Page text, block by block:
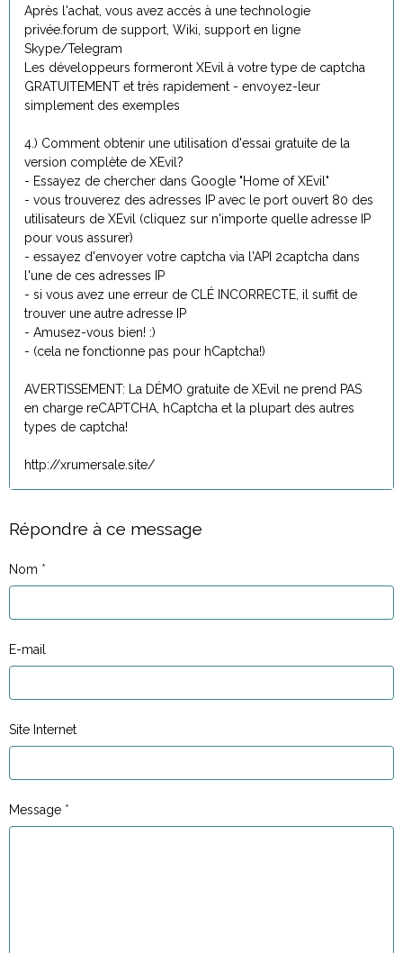
Après l'achat, vous avez accès à une technologie
privée.forum de support, Wiki, support en ligne
Skype/Telegram
Les développeurs formeront XEvil à votre type de captcha
GRATUITEMENT et très rapidement - envoyez-leur
simplement des exemples
4.) Comment obtenir une utilisation d'essai gratuite de la
version complète de XEvil?
- Essayez de chercher dans Google "Home of XEvil"
- vous trouverez des adresses IP avec le port ouvert 80 des
utilisateurs de XEvil (cliquez sur n'importe quelle adresse IP
pour vous assurer)
- essayez d'envoyer votre captcha via l'API 2captcha dans
l'une de ces adresses IP
- si vous avez une erreur de CLÉ INCORRECTE, il suffit de
trouver une autre adresse IP
- Amusez-vous bien! :)
- (cela ne fonctionne pas pour hCaptcha!)
AVERTISSEMENT: La DÉMO gratuite de XEvil ne prend PAS
en charge reCAPTCHA, hCaptcha et la plupart des autres
types de captcha!
http://xrumersale.site/
Répondre à ce message
Nom
E-mail
Site Internet
Message